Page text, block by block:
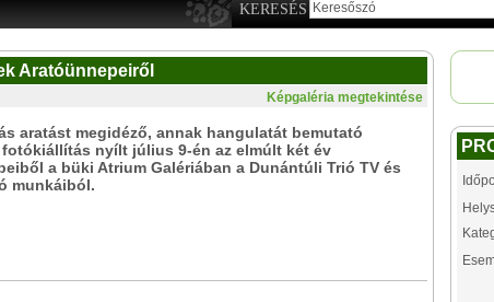
KERESÉS
Aratóünnepeiről
Képgaléria megtekintése
aratást megidéző, annak hangulatát bemutató
nyílt július 9-én az elmúlt két év
a büki Atrium Galériában a Dunántúli Trió TV és
munkáiból.